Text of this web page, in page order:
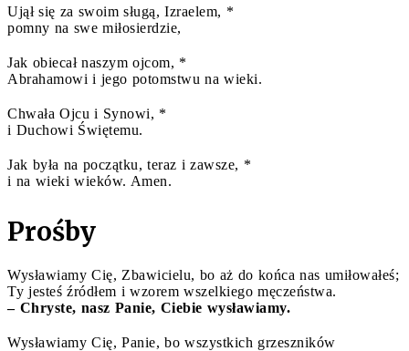
Ujął się za swoim sługą, Izraelem, *
pomny na swe miłosierdzie,
Jak obiecał naszym ojcom, *
Abrahamowi i jego potomstwu na wieki.
Chwała Ojcu i Synowi, *
i Duchowi Świętemu.
Jak była na początku, teraz i zawsze, *
i na wieki wieków. Amen.
Prośby
Wysławiamy Cię, Zbawicielu, bo aż do końca nas umiłowałeś;
Ty jesteś źródłem i wzorem wszelkiego męczeństwa.
– Chryste, nasz Panie, Ciebie wysławiamy.
Wysławiamy Cię, Panie, bo wszystkich grzeszników